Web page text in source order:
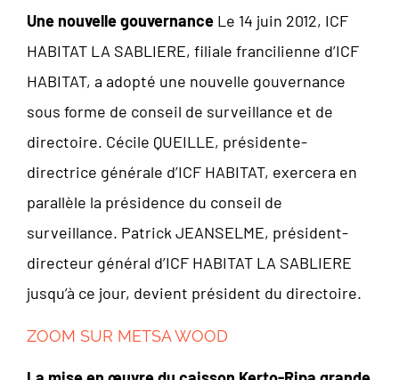
Une nouvelle gouvernance Le 14 juin 2012, ICF
HABITAT LA SABLIERE, filiale francilienne d’ICF
HABITAT, a adopté une nouvelle gouvernance
sous forme de conseil de surveillance et de
directoire. Cécile QUEILLE, présidente-
directrice générale d’ICF HABITAT, exercera en
parallèle la présidence du conseil de
surveillance. Patrick JEANSELME, président-
directeur général d’ICF HABITAT LA SABLIERE
jusqu’à ce jour, devient président du directoire.
ZOOM SUR METSA WOOD